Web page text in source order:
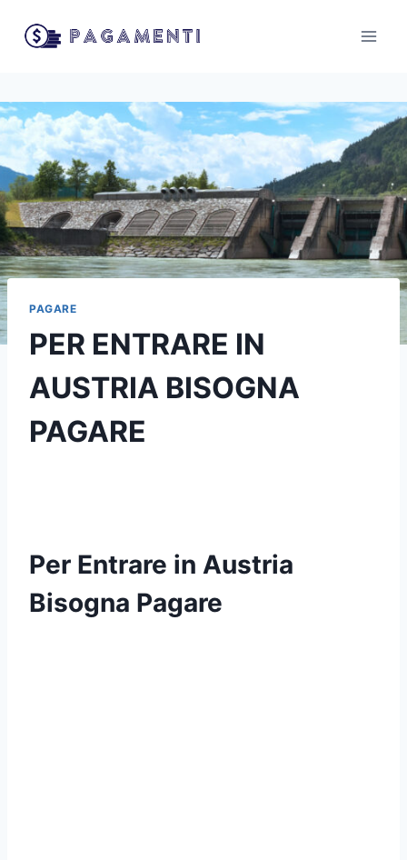
PAGARE
PER ENTRARE IN
AUSTRIA BISOGNA
PAGARE
Per Entrare in Austria
Bisogna Pagare